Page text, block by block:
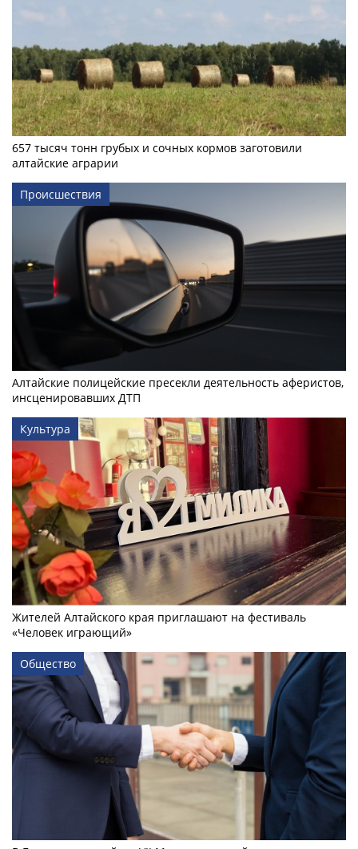
657 тысяч тонн грубых и сочных кормов заготовили
алтайские аграрии
Происшествия
Алтайские полицейские пресекли деятельность аферистов,
инсценировавших ДТП
Культура
Жителей Алтайского края приглашают на фестиваль
«Человек играющий»
Общество